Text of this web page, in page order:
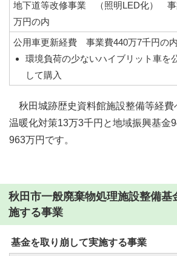
地下道等改修事業 （照明LED化） 事
万円の内
公用車更新経費 事業費440万7千円の内
環境負荷の少ないハイブリット車を
して購入
秋田城跡歴史資料館施設整備等経費
温暖化対策13万3千円と地域振興基金
963万円です。
秋田市一般廃棄物処理施設整備基
施する事業
基金を取り崩して実施する事業